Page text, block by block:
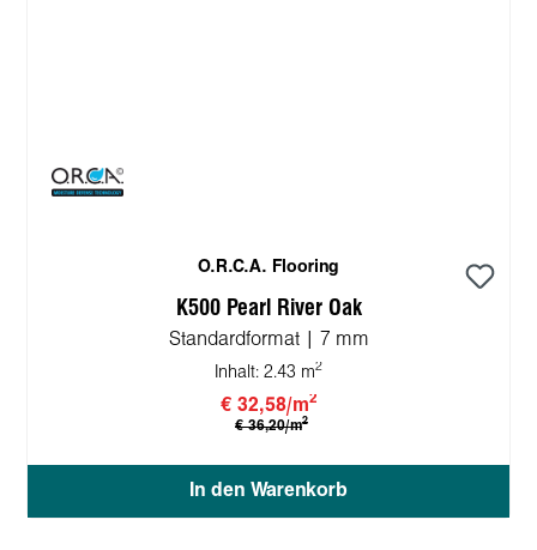
O.R.C.A. Flooring
K500 Pearl River Oak
Standardformat | 7 mm
Inhalt: 2.43 m2
€ 32,58/m2
€ 36,20/m2
In den Warenkorb